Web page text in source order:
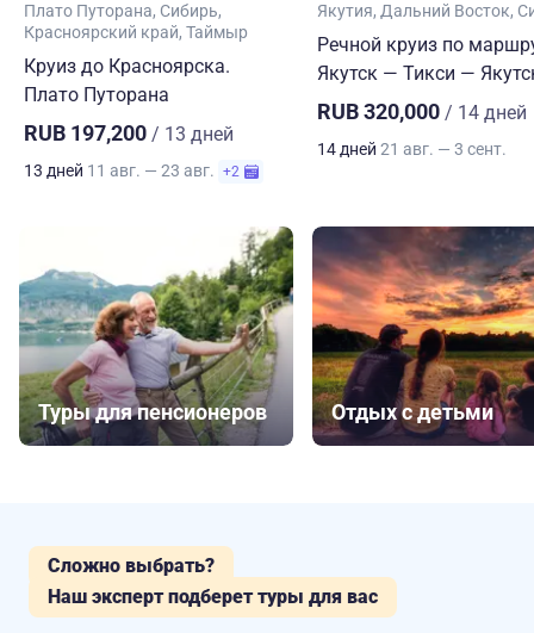
Плато Путорана Сибирь
Красноярский край Таймыр
Круиз до Красноярска.
Плато Путорана
RUB 197,200 / 13 дней
13 дней 11 авг. — 23 авг. +2
Якутия Дальний Восток
Речной круиз по
Якутск — Тикси —
RUB 320,000 / 14 дней
14 дней 21 авг. — 3 сент.
Туры для пенсионеров Отдых с детьми
Сложно выбрать?
Наш эксперт подберет туры для вас